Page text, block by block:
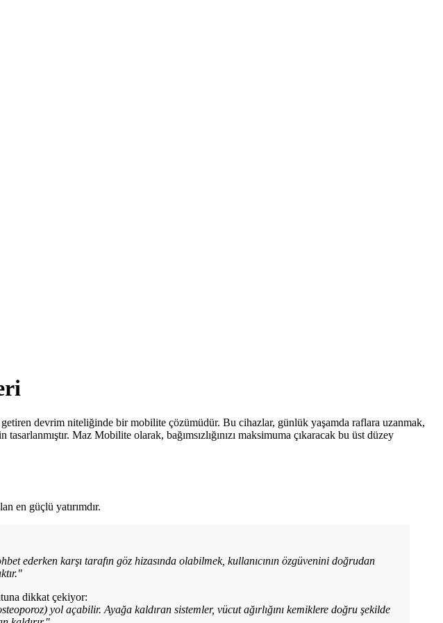
devrim niteliğinde bir mobilite çözümüdür. Bu cihazlar, günlük yaşamda raflara uzanmak,
Maz Mobilite olarak, bağımsızlığınızı maksimuma çıkaracak bu üst düzey
en güçlü yatırımdır.
ederken karşı tarafın göz hizasında olabilmek, kullanıcının özgüvenini doğrudan
dikkat çekiyor:
yol açabilir. Ayağa kaldıran sistemler, vücut ağırlığını kemiklere doğru şekilde